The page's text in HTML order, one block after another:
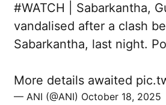
#WATCH | Sabarkantha,
vandalised after a clash
Sabarkantha, last night.
More details awaited
— ANI (@ANI) October 18, 2025